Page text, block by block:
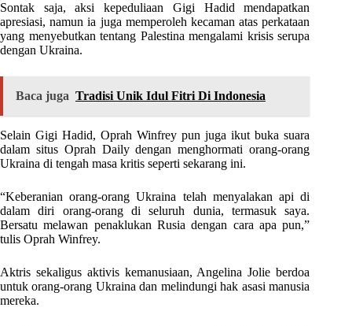
Sontak saja, aksi kepeduliaan Gigi Hadid mendapatkan
apresiasi, namun ia juga memperoleh kecaman atas perkataan
yang menyebutkan tentang Palestina mengalami krisis serupa
dengan Ukraina.
Baca juga Tradisi Unik Idul Fitri Di Indonesia
Selain Gigi Hadid, Oprah Winfrey pun juga ikut buka suara
dalam situs Oprah Daily dengan menghormati orang-orang
Ukraina di tengah masa kritis seperti sekarang ini.
“Keberanian orang-orang Ukraina telah menyalakan api di
dalam diri orang-orang di seluruh dunia, termasuk saya.
Bersatu melawan penaklukan Rusia dengan cara apa pun,”
tulis Oprah Winfrey.
Aktris sekaligus aktivis kemanusiaan, Angelina Jolie berdoa
untuk orang-orang Ukraina dan melindungi hak asasi manusia
mereka.